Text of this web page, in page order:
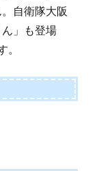
自衛隊大阪
」も登場
。